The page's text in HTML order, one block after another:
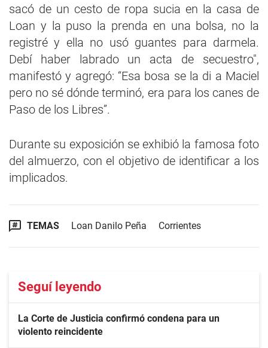
sacó de un cesto de ropa sucia en la casa de
Loan y la puso la prenda en una bolsa, no la
registré y ella no usó guantes para darmela.
Debí haber labrado un acta de secuestro",
manifestó y agregó: “Esa bosa se la di a Maciel
pero no sé dónde terminó, era para los canes de
Paso de los Libres”.
Durante su exposición se exhibió la famosa foto
del almuerzo, con el objetivo de identificar a los
implicados.
TEMAS Loan Danilo Peña Corrientes
Seguí leyendo
La Corte de Justicia confirmó condena para un
violento reincidente